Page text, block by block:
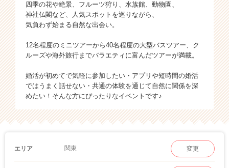
四季の花や絶景、フルーツ狩り、水族館、動物園、
神社仏閣など、人気スポットを巡りながら、
気負わず始まる自然な出会い。
12名程度のミニツアーから40名程度の大型バスツアー、ク
ルーズや海外旅行までバラエティに富んだツアーが満載。
婚活が初めてで気軽に参加したい・アプリや短時間の婚活
ではうまく話せない・共通の体験を通じて自然に関係を深
めたい！そんな方にぴったりなイベントです♪
エリア 関東 変更